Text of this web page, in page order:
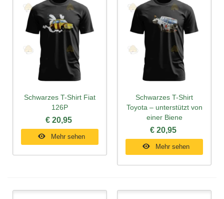
Schwarzes T-Shirt Fiat
126P
€ 20,95
Mehr sehen
Schwarzes T-Shirt
Toyota – unterstützt von
einer Biene
€ 20,95
Mehr sehen